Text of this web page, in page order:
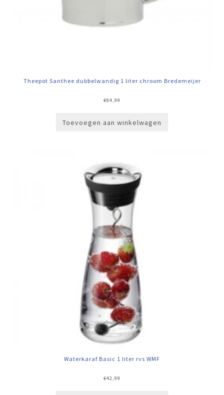
Theepot Santhee dubbelwandig 1 liter chroom Bredemeijer
€84,99
Toevoegen aan winkelwagen
Waterkaraf Basic 1 liter rvs WMF
€42,99